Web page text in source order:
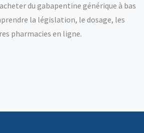
du gabapentine générique à bas
la législation, le dosage, les
pharmacies en ligne.